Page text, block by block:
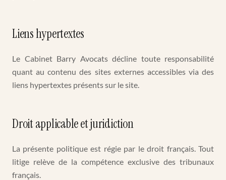
Liens hypertextes
Le Cabinet Barry Avocats décline toute responsabilité
quant au contenu des sites externes accessibles via des
liens hypertextes présents sur le site.
Droit applicable et juridiction
La présente politique est régie par le droit français. Tout
litige relève de la compétence exclusive des tribunaux
français.